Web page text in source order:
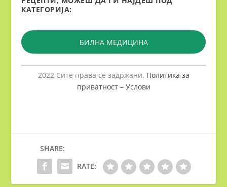
КАТЕГОРИЈА:
БИЛНА МЕДИЦИНА
2022 Сите права се задржани. Политика за
приватност – Услови
SHARE:
RATE: